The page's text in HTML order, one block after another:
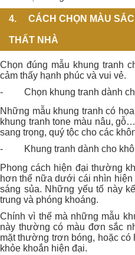
4. CÁCH CHỌN MÀU
THẤT NHÀ
Chọn đúng mẫu khung tranh
cảm thấy hạnh phúc và vui vẻ.
- Chọn khung tranh dành
Những mẫu khung tranh có
khung tranh tone màu nâu,
sang trọng, quý tộc cho các
-
Khung tranh dành cho
Phong cách hiện đại thường
hơn thế nữa dưới cái nhìn
sáng sủa. Những yếu tố này
trung và phóng khoáng.
Chính vì thế mà những mẫu
này thường có màu đơn sắc
mặt thường trơn bóng, hoặc
khỏe khoắn hiện đại.